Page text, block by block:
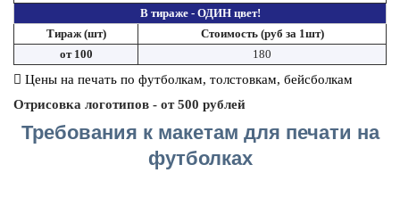
В тираже - ОДИН цвет!
Тираж (шт)
Стоимость (руб за 1шт)
от 100
180
Цены на печать по футболкам, толстовкам, бейсболкам
Отрисовка логотипов - от 500 рублей
Требования к макетам для печати на
футболках